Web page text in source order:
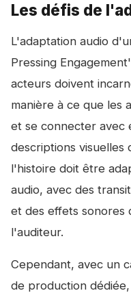
Les défis de
L'adaptation audio
Pressing
acteurs doivent
manière à ce que les
et se connecter avec
descriptions visuelles
l'histoire doit être
audio, avec des
et des effets sonores
l'auditeur.
Cependant, avec un
de production